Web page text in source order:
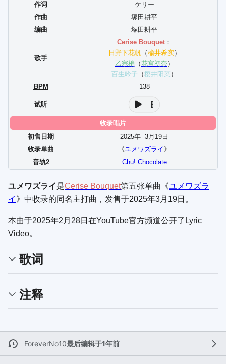
作词
ケリー
作曲
塚田耕平
编曲
塚田耕平
歌手
Cerise Bouquet ：
日野下花帆（榆井希实）
乙宗梢 （花宫初奈 ）
百生吟子 （樱井阳菜 ）
BPM
138
试听
收录唱片
初售日期
2025年 3月 19 日
收录单曲
《ユメワズライ 》
音轨2
Chu! Chocolate
ユメワズライ是Cerise Bouquet第五张单曲《ユメワズラ
イ 》中收录的同名主打曲，发售于2025年3月19日。
本曲于2025年2月28日在YouTube官方频道公开了Lyric
Video。
歌词
注释
ForeverNo10最后编辑于1年前